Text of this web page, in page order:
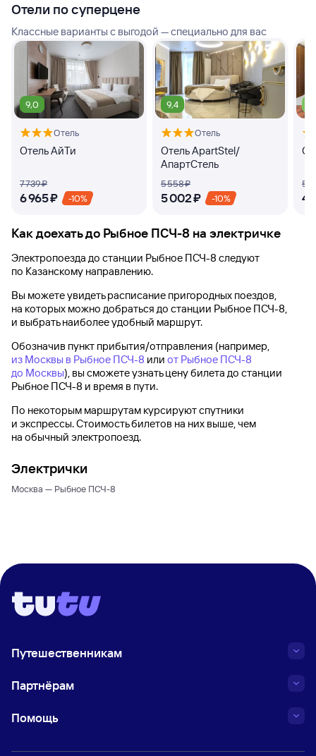
Отели по суперцене
Классные варианты с выгодой — специально для вас
9,0
Отель
Отель АйТи
7 ⁠739 ⁠₽
6 ⁠965 ⁠₽ -10%
9,4
Отель
Отель ApartStel/
АпартСтель
5 ⁠558 ⁠₽
5 ⁠002 ⁠₽ -10%
5
4
Как доехать до Рыбное ПСЧ-8 на электричке
Электропоезда до станции Рыбное ПСЧ-8 следуют
по Казанскому направлению.
Вы можете увидеть расписание пригородных поездов,
на которых можно добраться до станции Рыбное ПСЧ-8,
и выбрать наиболее удобный маршрут.
Обозначив пункт прибытия/отправления (например,
из Москвы в Рыбное ПСЧ-8 или от Рыбное ПСЧ-8
до Москвы), вы сможете узнать цену билета до станции
Рыбное ПСЧ-8 и время в пути.
По некоторым маршрутам курсируют спутники
и экспрессы. Стоимость билетов на них выше, чем
на обычный электропоезд.
Электрички
Москва — Рыбное ПСЧ-8
Путешественникам
Партнёрам
Помощь